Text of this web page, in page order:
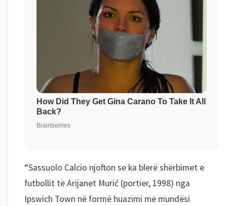
“Sassuolo Calcio njofton se ka blerë shërbimet e
futbollit të Arijanet Murić (portier, 1998) nga
Ipswich Town në formë huazimi me mundësi